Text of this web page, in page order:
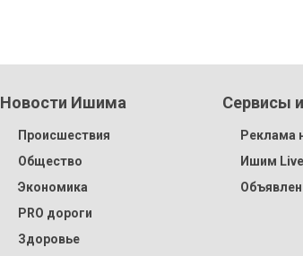
Новости Ишима
Происшествия
Общество
Экономика
PRO дороги
Здоровье
Сервисы
Реклама
Ишим Live